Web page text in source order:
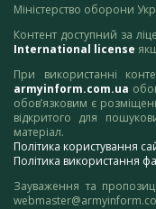
Міністерство оборони
Контент доступний за
International license
При використанні
armyinform.com.ua
обов’язковим є
відкритого для
матеріал.
Політика користування
Політика використання
Зауваження та